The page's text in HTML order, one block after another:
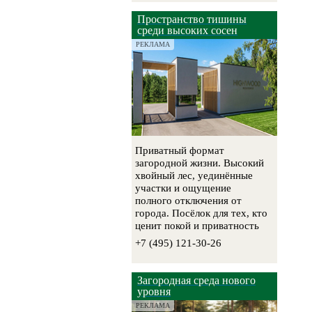
Пространство тишины
среди высоких сосен
РЕКЛАМА
Приватный формат
загородной жизни. Высокий
хвойный лес, уединённые
участки и ощущение
полного отключения от
города. Посёлок для тех, кто
ценит покой и приватность
+7 (495) 121-30-26
Загородная среда нового
уровня
РЕКЛАМА